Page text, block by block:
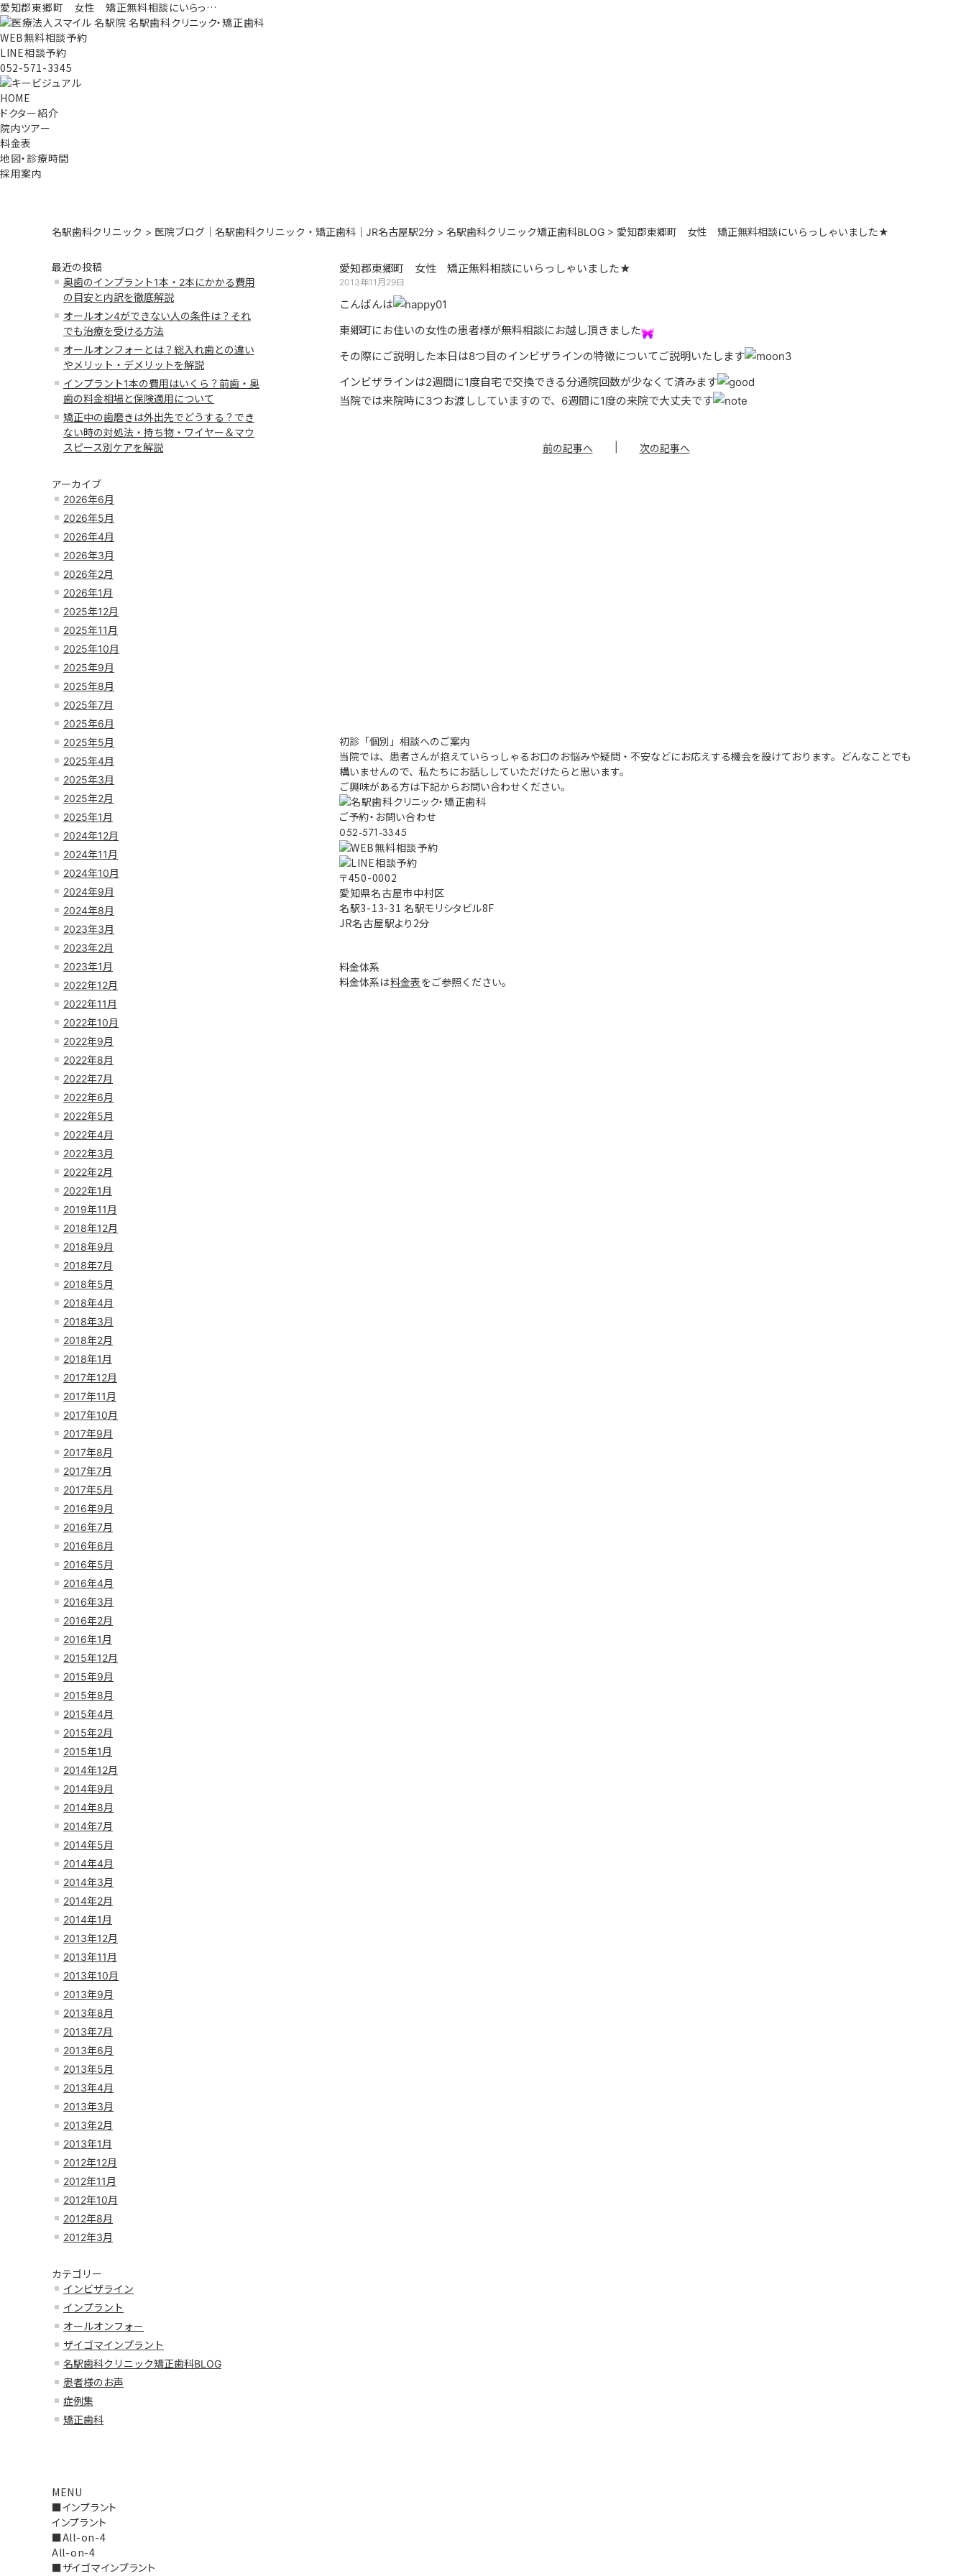
愛知郡東郷町 女性 矯正無料相談にいらっ…
WEB無料相談予約
LINE相談予約
052-571-3345
HOME
ドクター紹介
院内ツアー
料金表
地図・診療時間
採用案内
名駅歯科クリニック > 医院ブログ｜名駅歯科クリニック・矯正歯科｜JR名古屋駅2分 > 名駅歯科クリニック矯正歯科BLOG > 愛知郡東郷町 女性 矯正無料相談にいらっしゃいました★
最近の投稿
奥歯のインプラント1本・2本にかかる費用
の目安と内訳を徹底解説
オールオン4ができない人の条件は？それ
でも治療を受ける方法
オールオンフォーとは？総入れ歯との違い
やメリット・デメリットを解説
インプラント1本の費用はいくら？前歯・奥
歯の料金相場と保険適用について
矯正中の歯磨きは外出先でどうする？でき
ない時の対処法・持ち物・ワイヤー＆マウ
スピース別ケアを解説
アーカイブ
2026年6月
2026年5月
2026年4月
2026年3月
2026年2月
2026年1月
2025年12月
2025年11月
2025年10月
2025年9月
2025年8月
2025年7月
2025年6月
2025年5月
2025年4月
2025年3月
2025年2月
2025年1月
2024年12月
2024年11月
2024年10月
2024年9月
2024年8月
2023年3月
2023年2月
2023年1月
2022年12月
2022年11月
2022年10月
2022年9月
2022年8月
2022年7月
2022年6月
2022年5月
2022年4月
2022年3月
2022年2月
2022年1月
2019年11月
2018年12月
2018年9月
2018年7月
2018年5月
2018年4月
2018年3月
2018年2月
2018年1月
2017年12月
2017年11月
2017年10月
2017年9月
2017年8月
2017年7月
2017年5月
2016年9月
2016年7月
2016年6月
2016年5月
2016年4月
2016年3月
2016年2月
2016年1月
2015年12月
2015年9月
2015年8月
2015年4月
2015年2月
2015年1月
2014年12月
2014年9月
2014年8月
2014年7月
2014年5月
2014年4月
2014年3月
2014年2月
2014年1月
2013年12月
2013年11月
2013年10月
2013年9月
2013年8月
2013年7月
2013年6月
2013年5月
2013年4月
2013年3月
2013年2月
2013年1月
2012年12月
2012年11月
2012年10月
2012年8月
2012年3月
カテゴリー
インビザライン
インプラント
オールオンフォー
ザイゴマインプラント
名駅歯科クリニック矯正歯科BLOG
患者様のお声
症例集
矯正歯科
MENU
■インプラント
インプラント
■All-on-4
All-on-4
■ザイゴマインプラント
愛知郡東郷町 女性 矯正無料相談にいらっしゃいました★
2013年11月29日
こんばんは
東郷町にお住いの女性の患者様が無料相談にお越し頂きました
その際にご説明した本日は8つ目のインビザラインの特徴についてご説明いたします
インビザラインは2週間に1度自宅で交換できる分通院回数が少なくて済みます
当院では来院時に3つお渡ししていますので、6週間に1度の来院で大丈夫です
前の記事へ 次の記事へ
初診「個別」相談へのご案内
当院では、患者さんが抱えていらっしゃるお口のお悩みや疑問・不安などにお応えする機会を設けております。どんなことでも
構いませんので、私たちにお話ししていただけたらと思います。
ご興味がある方は下記からお問い合わせください。
ご予約・お問い合わせ
052-571-3345
〒450-0002
愛知県名古屋市中村区
名駅3-13-31 名駅モリシタビル8F
JR名古屋駅より2分
料金体系
料金体系は料金表をご参照ください。